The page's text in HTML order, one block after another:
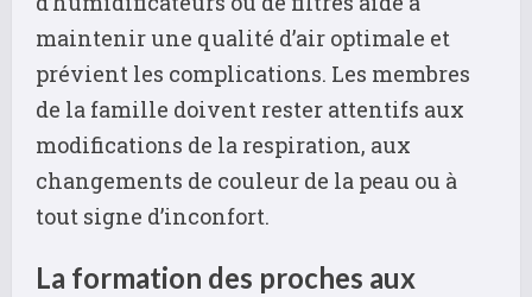
maintenir une qualité d’air optimale et
prévient les complications. Les membres
de la famille doivent rester attentifs aux
modifications de la respiration, aux
changements de couleur de la peau ou à
tout signe d’inconfort.
La formation des proches aux